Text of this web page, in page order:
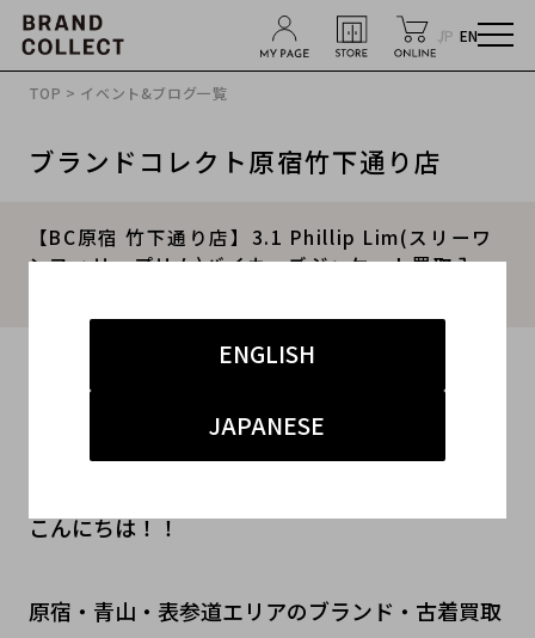
JP EN
ENGLISH
JAPANESE
TOP > イベント&ブログ一覧
ブランドコレクト原宿竹下通り店
【BC原宿 竹下通り店】3.1 Phillip Lim(スリーワ
ンフィリップリム)バイカーズジャケット買取入
#バイカーズジャケット
#原宿竹下通り店
こんにちは！！
原宿・青山・表参道エリアのブランド・古着買取